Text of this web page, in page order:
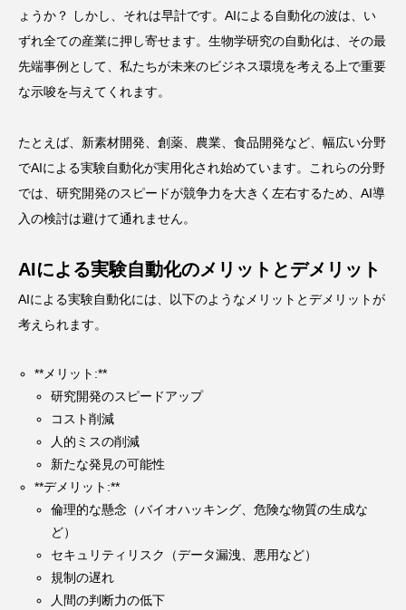
ょうか？ しかし、それは早計です。AIによる自動化の波は、い
ずれ全ての産業に押し寄せます。生物学研究の自動化は、その最
先端事例として、私たちが未来のビジネス環境を考える上で重要
な示唆を与えてくれます。
たとえば、新素材開発、創薬、農業、食品開発など、幅広い分野
でAIによる実験自動化が実用化され始めています。これらの分野
では、研究開発のスピードが競争力を大きく左右するため、AI導
入の検討は避けて通れません。
AIによる実験自動化のメリットとデメリット
AIによる実験自動化には、以下のようなメリットとデメリットが
考えられます。
**メリット:**
研究開発のスピードアップ
コスト削減
人的ミスの削減
新たな発見の可能性
**デメリット:**
倫理的な懸念（バイオハッキング、危険な物質の生成な
ど）
セキュリティリスク（データ漏洩、悪用など）
規制の遅れ
人間の判断力の低下